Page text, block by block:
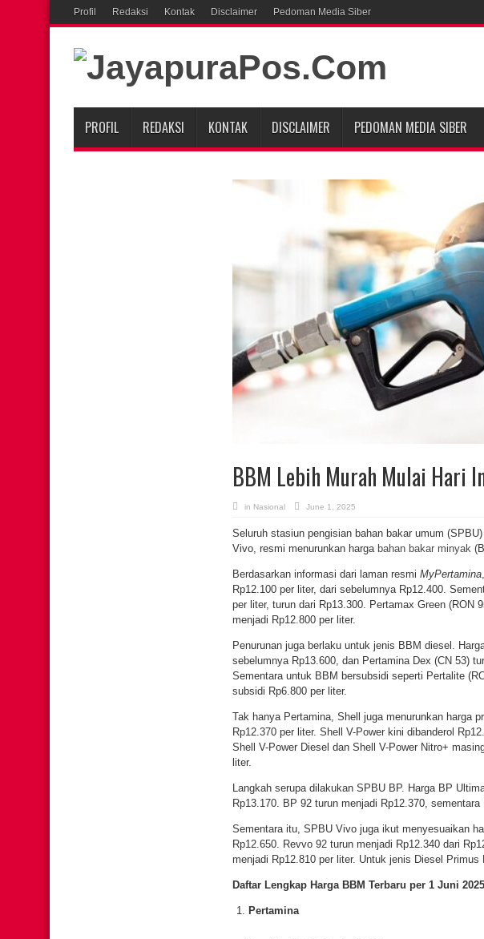
Profil Redaksi Kontak Disclaimer Pedoman Media Siber
PROFIL REDAKSI KONTAK DISCLAIMER PEDOMAN MEDIA SIBER
BBM Lebih Murah Mulai Hari
in Nasional June 1, 2025
Seluruh stasiun pengisian bahan bakar umum
Vivo, resmi menurunkan harga bahan bakar minyak
Berdasarkan informasi dari laman resmi MyPertamina
Rp12.100 per liter, dari sebelumnya Rp12.400.
per liter, turun dari Rp13.300. Pertamax Green (RON
menjadi Rp12.800 per liter.
Penurunan juga berlaku untuk jenis BBM diesel.
sebelumnya Rp13.600, dan Pertamina Dex (CN 53)
Sementara untuk BBM bersubsidi seperti Pertalite
subsidi Rp6.800 per liter.
Tak hanya Pertamina, Shell juga menurunkan harga
Rp12.370 per liter. Shell V-Power kini dibanderol
Shell V-Power Diesel dan Shell V-Power Nitro+
liter.
Langkah serupa dilakukan SPBU BP. Harga BP
Rp13.170. BP 92 turun menjadi Rp12.370,
Sementara itu, SPBU Vivo juga ikut menyesuaikan
Rp12.650. Revvo 92 turun menjadi Rp12.340 dari
menjadi Rp12.810 per liter. Untuk jenis Diesel Primus
Daftar Lengkap Harga BBM Terbaru per 1 Juni
Pertamina